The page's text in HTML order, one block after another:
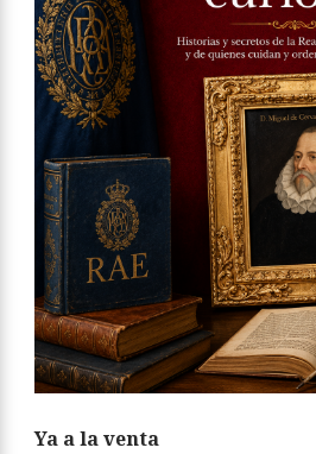
Ya a la venta